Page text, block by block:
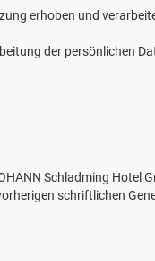
erhoben und
der persönlichen
Schladming Hotel
schriftlichen